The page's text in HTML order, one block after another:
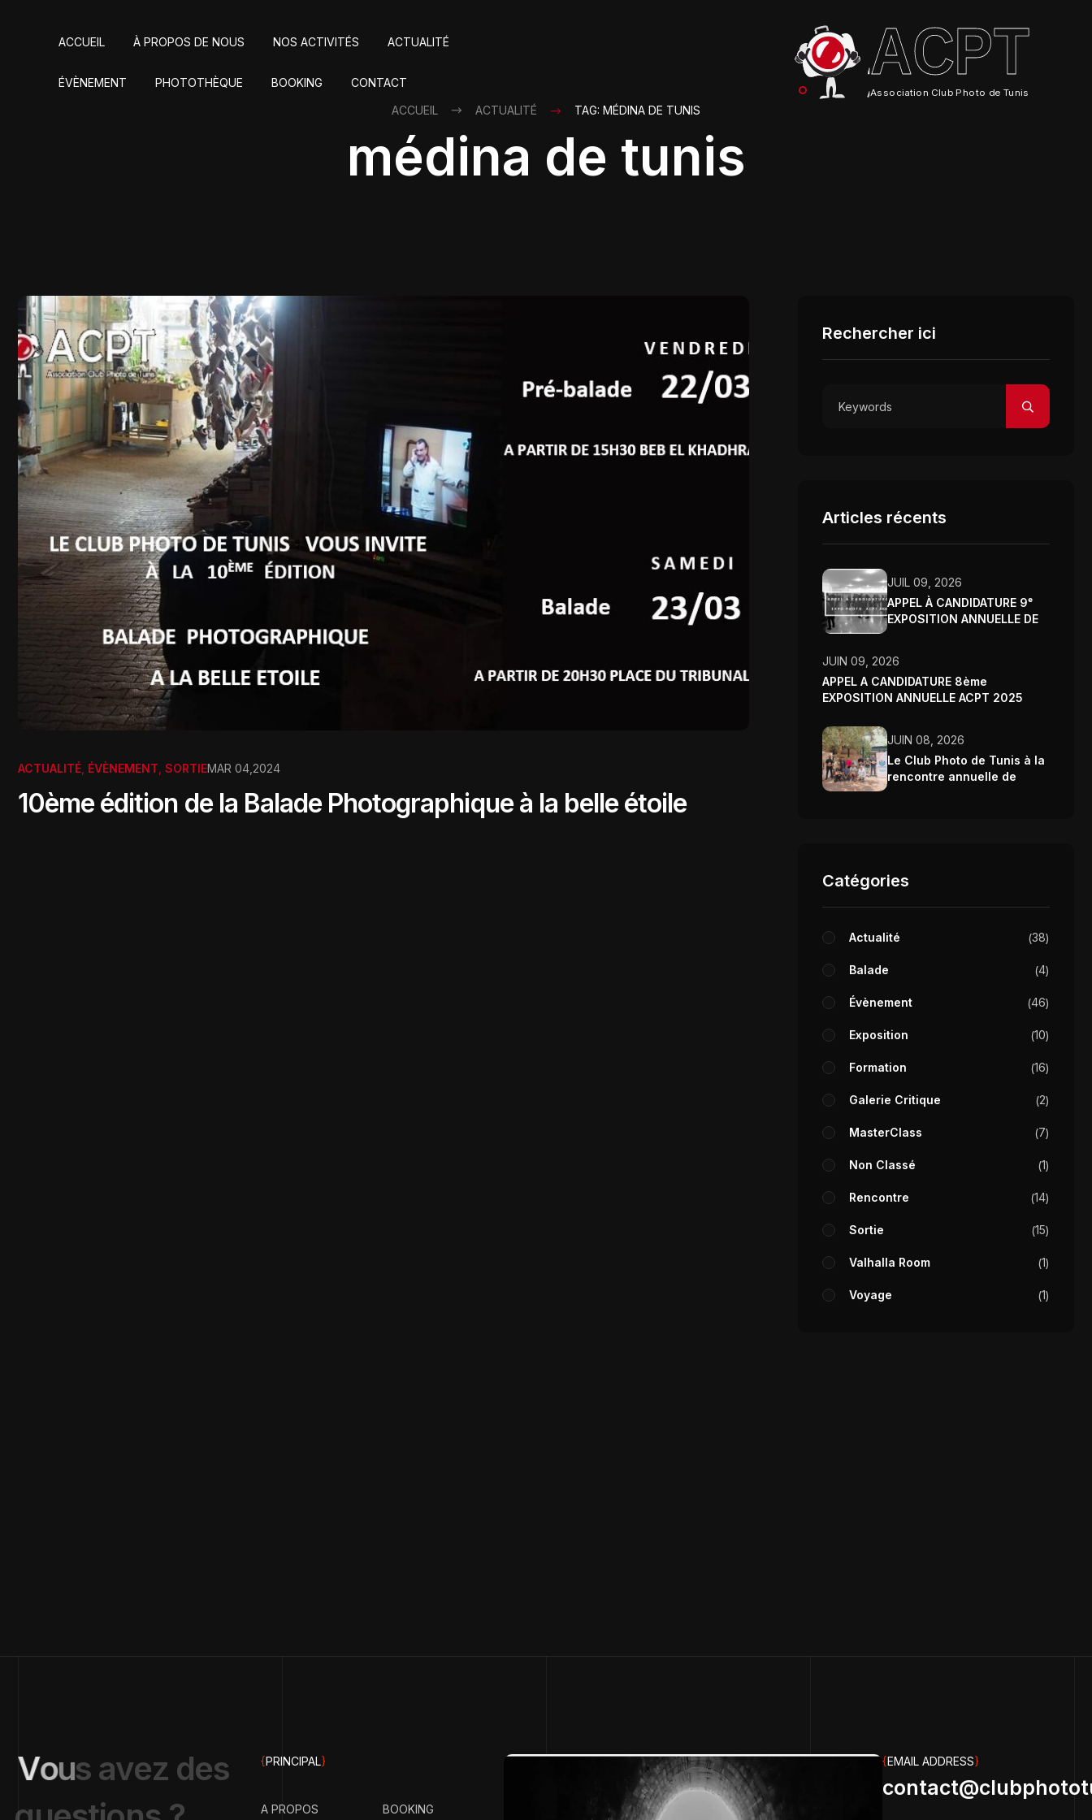
ACCUEIL À PROPOS DE NOUS NOS ACTIVITÉS ACTUALITÉ
ÉVÈNEMENT PHOTOTHÈQUE BOOKING CONTACT ACPT
Association Club Photo de Tunis
ACCUEIL ACTUALITÉ TAG: MÉDINA DE TUNIS
médina de tunis
ACTUALITÉ ÉVÈNEMENT SORTIEMAR 04,2024
10ème édition de la Balade Photographique à la belle étoile
Rechercher ici
Articles récents
JUIL 09, 2026
APPEL À CANDIDATURE 9ᵉ
EXPOSITION ANNUELLE DE
JUIN 09, 2026
APPEL A CANDIDATURE 8ème
EXPOSITION ANNUELLE ACPT 2025
JUIN 08, 2026
Le Club Photo de Tunis à la
rencontre annuelle de
Catégories
Actualité 38
Balade 4
Évènement 46
Exposition 10
Formation 16
Galerie Critique 2
MasterClass 7
Non Classé 1
Rencontre 14
Sortie 15
Valhalla Room 1
Voyage 1
Vous avez des
{PRINCIPAL}
A PROPOS BOOKING
{EMAIL ADDRESS}